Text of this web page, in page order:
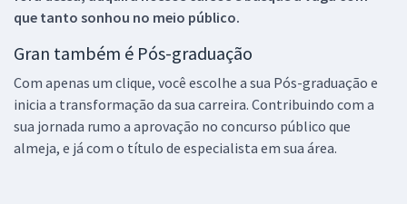
que tanto sonhou no meio público.
Gran também é Pós-graduação
Com apenas um clique, você escolhe a sua Pós-graduação e
inicia a transformação da sua carreira. Contribuindo com a
sua jornada rumo a aprovação no concurso público que
almeja, e já com o título de especialista em sua área.